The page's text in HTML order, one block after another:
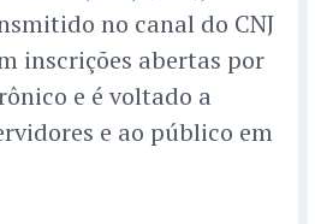
no canal do CNJ
inscrições abertas por
e é voltado a
e ao público em